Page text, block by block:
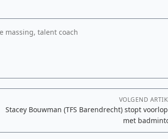
massing, talent coach
VOLGEND
Stacey Bouwman (TFS Barendrecht) stopt
met